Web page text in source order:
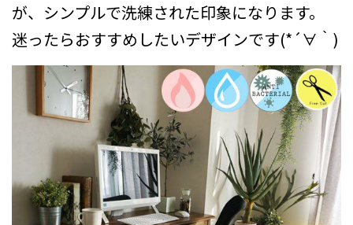
が、シンプルで洗練された印象になります。
迷ったらおすすめしたいデザインです(*´∀｀)